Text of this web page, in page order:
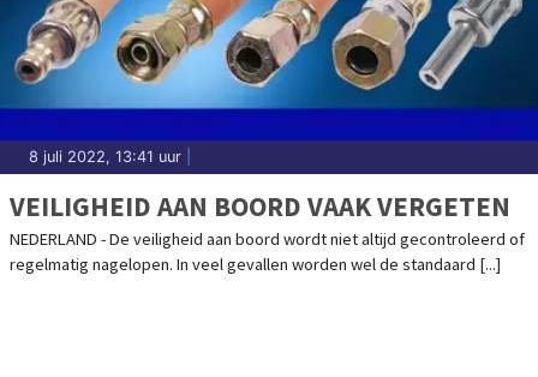
8 juli 2022, 13:41 uur
VEILIGHEID AAN BOORD VAAK VERGETEN
NEDERLAND - De veiligheid aan boord wordt niet altijd gecontroleerd of
regelmatig nagelopen. In veel gevallen worden wel de standaard [...]